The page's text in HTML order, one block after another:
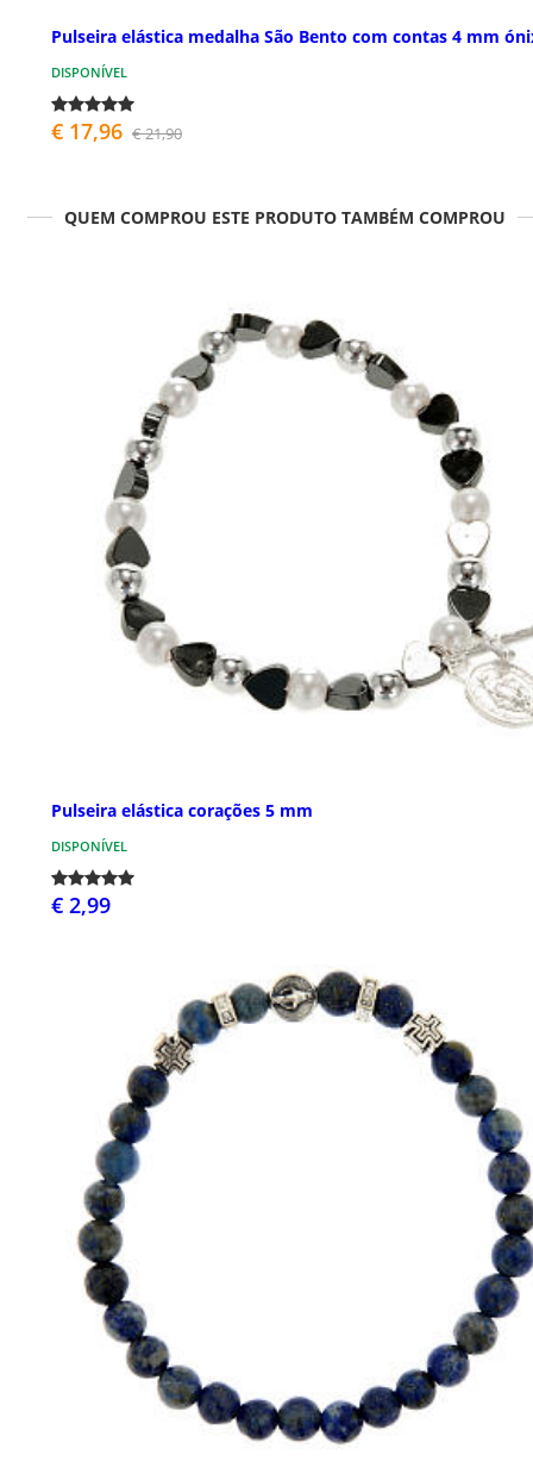
Pulseira elástica medalha São Bento com contas 4 mm
DISPONÍVEL
€ 17,96 € 21,90
QUEM COMPROU ESTE PRODUTO TAMBÉM COMPROU
Pulseira elástica corações 5 mm
DISPONÍVEL
€ 2,99